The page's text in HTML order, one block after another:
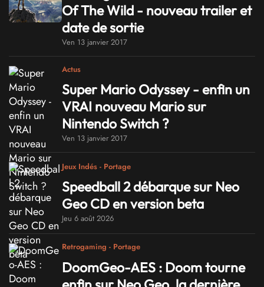
Of The Wild - nouveau trailer et
date de sortie
Ven 13 janvier 2017
Actus
Super Mario Odyssey - enfin un
VRAI nouveau Mario sur
Nintendo Switch ?
Ven 13 janvier 2017
Jeux Indés - Portage
Speedball 2 débarque sur Neo
Geo CD en version beta
Jeu 6 août 2026
Retrogaming - Portage
DoomGeo-AES : Doom tourne